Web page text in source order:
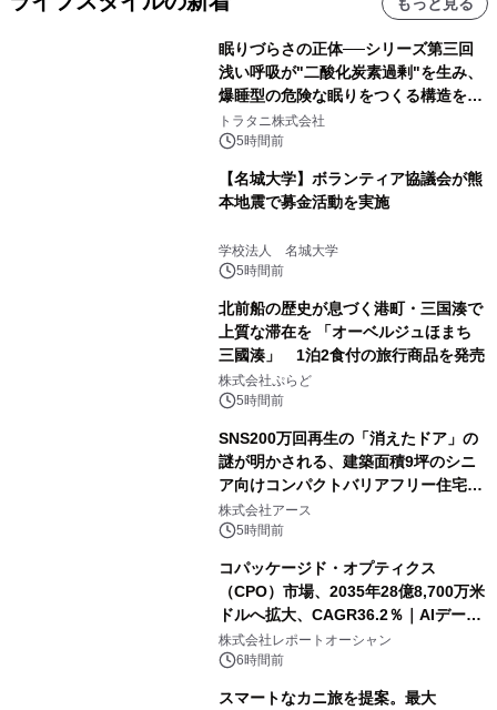
眠りづらさの正体──シリーズ第三回
浅い呼吸が"二酸化炭素過剰"を生み、
爆睡型の危険な眠りをつくる構造を解
説
トラタニ株式会社
5時間前
【名城大学】ボランティア協議会が熊
本地震で募金活動を実施
学校法人 名城大学
5時間前
北前船の歴史が息づく港町・三国湊で
上質な滞在を 「オーベルジュほまち
三國湊」 1泊2食付の旅行商品を発売
株式会社ぷらど
5時間前
SNS200万回再生の「消えたドア」の
謎が明かされる、建築面積9坪のシニ
ア向けコンパクトバリアフリー住宅が
誕生
株式会社アース
5時間前
コパッケージド・オプティクス
（CPO）市場、2035年28億8,700万米
ドルへ拡大、CAGR36.2％｜AIデータ
センター・高速光通信需要が成長を加
速
株式会社レポートオーシャン
6時間前
スマートなカニ旅を提案。最大